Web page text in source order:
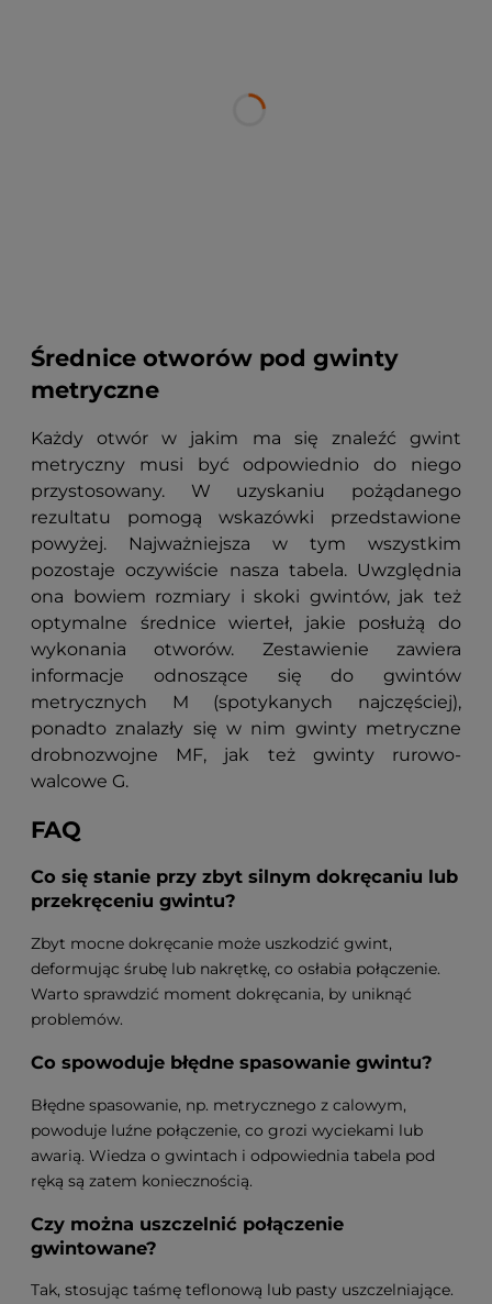
Średnice otworów pod gwinty
metryczne
Każdy otwór w jakim ma się znaleźć gwint
metryczny musi być odpowiednio do niego
przystosowany. W uzyskaniu pożądanego
rezultatu pomogą wskazówki przedstawione
powyżej. Najważniejsza w tym wszystkim
pozostaje oczywiście nasza tabela. Uwzględnia
ona bowiem rozmiary i skoki gwintów, jak też
optymalne średnice wierteł, jakie posłużą do
wykonania otworów. Zestawienie zawiera
informacje odnoszące się do gwintów
metrycznych M (spotykanych najczęściej),
ponadto znalazły się w nim gwinty metryczne
drobnozwojne MF, jak też gwinty rurowo-
walcowe G.
FAQ
Co się stanie przy zbyt silnym dokręcaniu lub
przekręceniu gwintu?
Zbyt mocne dokręcanie może uszkodzić gwint,
deformując śrubę lub nakrętkę, co osłabia połączenie.
Warto sprawdzić moment dokręcania, by uniknąć
problemów.
Co spowoduje błędne spasowanie gwintu?
Błędne spasowanie, np. metrycznego z calowym,
powoduje luźne połączenie, co grozi wyciekami lub
awarią. Wiedza o gwintach i odpowiednia tabela pod
ręką są zatem koniecznością.
Czy można uszczelnić połączenie
gwintowane?
Tak, stosując taśmę teflonową lub pasty uszczelniające.